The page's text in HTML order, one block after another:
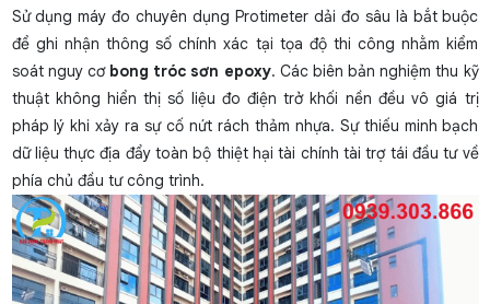
Sử dụng máy đo chuyên dụng Protimeter dải đo sâu là bắt buộc
để ghi nhận thông số chính xác tại tọa độ thi công nhằm kiểm
soát nguy cơ bong tróc sơn epoxy. Các biên bản nghiệm thu kỹ
thuật không hiển thị số liệu đo điện trở khối nền đều vô giá trị
pháp lý khi xảy ra sự cố nứt rách thảm nhựa. Sự thiếu minh bạch
dữ liệu thực địa đẩy toàn bộ thiệt hại tài chính tài trợ tái đầu tư về
phía chủ đầu tư công trình.